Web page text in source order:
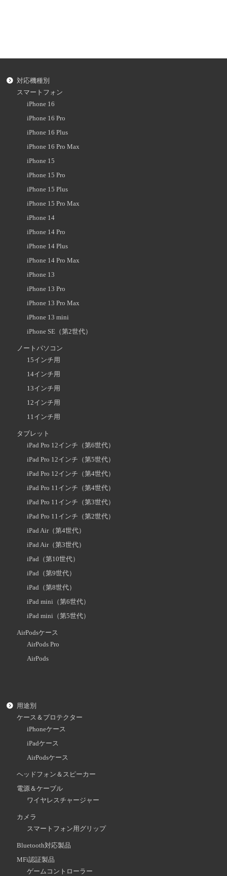
対応機種別
スマートフォン
iPhone 16
iPhone 16 Pro
iPhone 16 Plus
iPhone 16 Pro Max
iPhone 15
iPhone 15 Pro
iPhone 15 Plus
iPhone 15 Pro Max
iPhone 14
iPhone 14 Pro
iPhone 14 Plus
iPhone 14 Pro Max
iPhone 13
iPhone 13 Pro
iPhone 13 Pro Max
iPhone 13 mini
iPhone SE（第2世代）
ノートパソコン
15インチ用
14インチ用
13インチ用
12インチ用
11インチ用
タブレット
iPad Pro 12インチ（第6世代）
iPad Pro 12インチ（第5世代）
iPad Pro 12インチ（第4世代）
iPad Pro 11インチ（第4世代）
iPad Pro 11インチ（第3世代）
iPad Pro 11インチ（第2世代）
iPad Air（第4世代）
iPad Air（第3世代）
iPad（第10世代）
iPad（第9世代）
iPad（第8世代）
iPad mini（第6世代）
iPad mini（第5世代）
AirPodsケース
AirPods Pro
AirPods
用途別
ケース＆プロテクター
iPhoneケース
iPadケース
AirPodsケース
ヘッドフォン＆スピーカー
電源＆ケーブル
ワイヤレスチャージャー
カメラ
スマートフォン用グリップ
Bluetooth対応製品
MFi認証製品
ゲームコントローラー